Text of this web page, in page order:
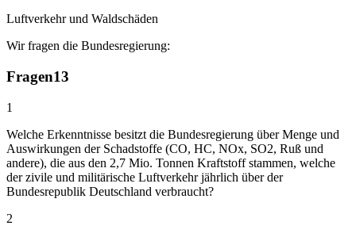
Luftverkehr und Waldschäden
Wir fragen die Bundesregierung:
Fragen13
1
Welche Erkenntnisse besitzt die Bundesregierung über Menge und
Auswirkungen der Schadstoffe (CO, HC, NOx, SO2, Ruß und
andere), die aus den 2,7 Mio. Tonnen Kraftstoff stammen, welche
der zivile und militärische Luftverkehr jährlich über der
Bundesrepublik Deutschland verbraucht?
2